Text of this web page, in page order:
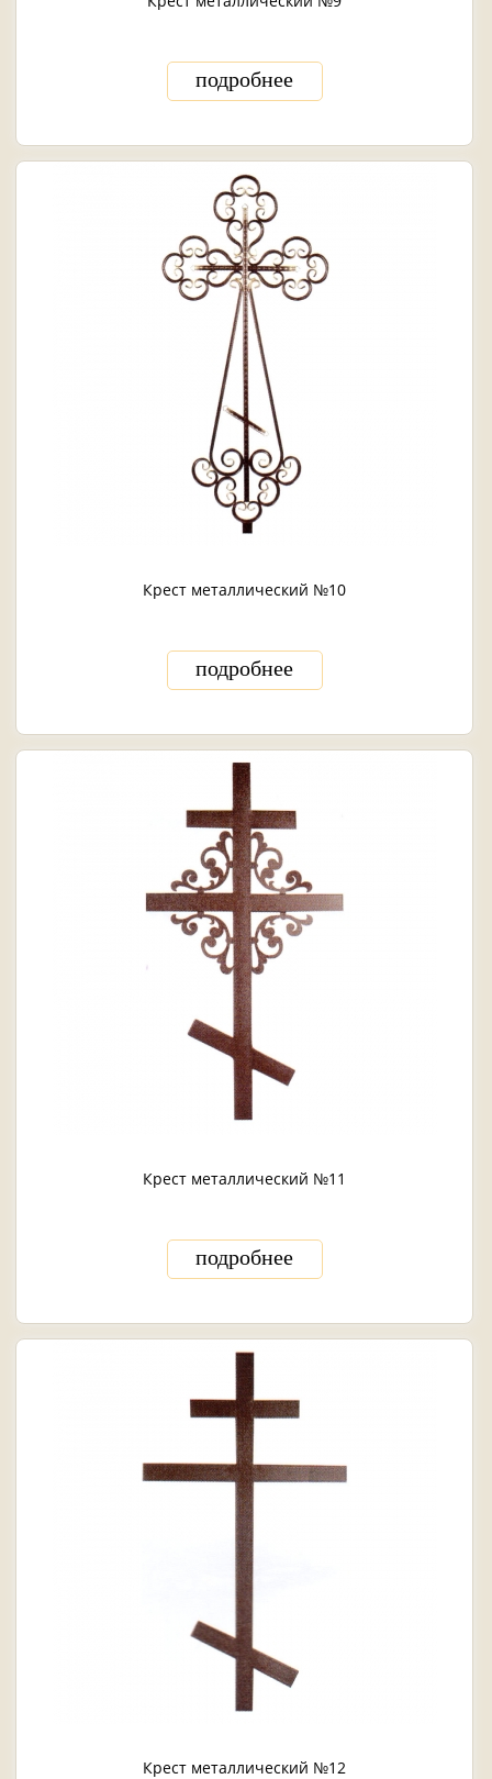
подробнее
Крест металлический №10
подробнее
Крест металлический №11
подробнее
Крест металлический №12